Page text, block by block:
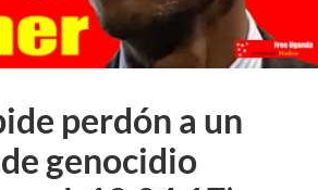
perdón a un
genocidio